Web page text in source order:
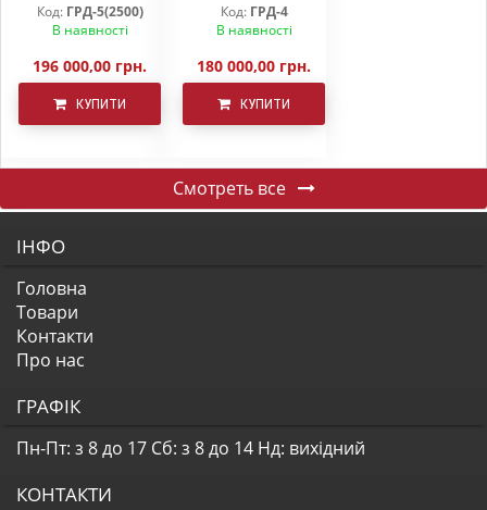
Код: ГРД-5(2500)
В наявності
196 000,00 грн.
КУПИТИ
Код: ГРД-4
В наявності
180 000,00 грн.
КУПИТИ
Смотреть все
ІНФО
Головна
Товари
Контакти
Про нас
ГРАФІК
Пн-Пт: з 8 до 17 Сб: з 8 до 14 Нд: вихідний
КОНТАКТИ